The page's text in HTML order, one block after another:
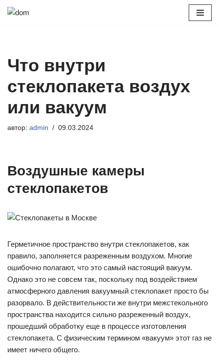
Что внутри
стеклопакета воздух
или вакуум
автор: admin 09.03.2024
Воздушные камеры
стеклопакетов
Герметичное пространство внутри стеклопакетов, как
правило, заполняется разреженным воздухом. Многие
ошибочно полагают, что это самый настоящий вакуум.
Однако это не совсем так, поскольку под воздействием
атмосферного давления вакуумный стеклопакет просто бы
разорвало. В действительности же внутри межстекольного
пространства находится сильно разреженный воздух,
прошедший обработку еще в процессе изготовления
стеклопакета. С физическим термином «вакуум» этот газ не
имеет ничего общего.